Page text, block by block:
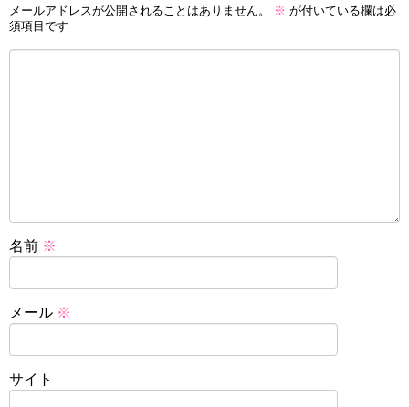
メールアドレスが公開されることはありません。 ※ が付いている欄は必
須項目です
名前 ※
メール ※
サイト